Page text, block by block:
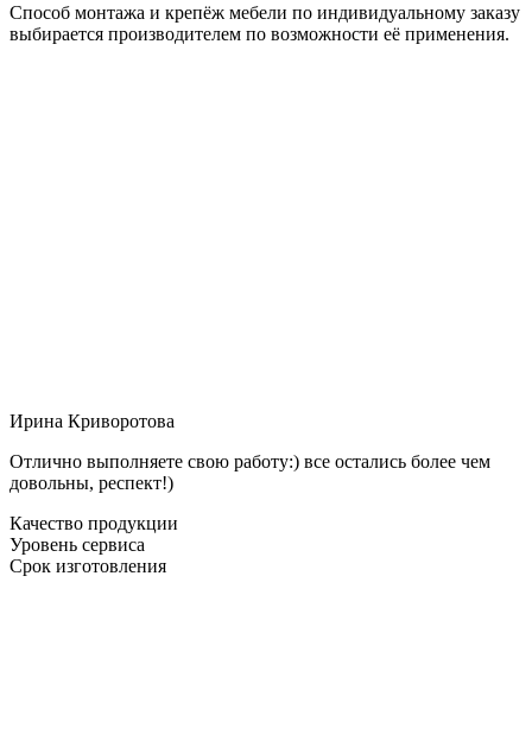
Способ монтажа и крепёж мебели по индивидуальному заказу
выбирается производителем по возможности её применения.
Ирина Криворотова
Отлично выполняете свою работу:) все остались более чем
довольны, респект!)
Качество продукции
Уровень сервиса
Срок изготовления